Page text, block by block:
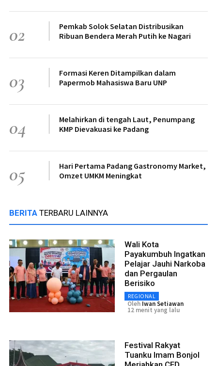
02
Pemkab Solok Selatan Distribusikan
Ribuan Bendera Merah Putih ke Nagari
03
Formasi Keren Ditampilkan dalam
Papermob Mahasiswa Baru UNP
04
Melahirkan di tengah Laut, Penumpang
KMP Dievakuasi ke Padang
05
Hari Pertama Padang Gastronomy Market,
Omzet UMKM Meningkat
BERITA TERBARU LAINNYA
Wali Kota
Payakumbuh Ingatkan
Pelajar Jauhi Narkoba
dan Pergaulan
Berisiko
REGIONAL
Oleh Iwan Setiawan
12 menit yang lalu
Festival Rakyat
Tuanku Imam Bonjol